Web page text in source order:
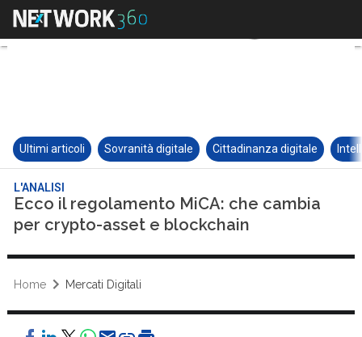
Ultimi articoli Sovranità digitale Cittadinanza digitale
L'ANALISI
Ecco il regolamento MiCA: che cambia
per crypto-asset e blockchain
Home Mercati Digitali